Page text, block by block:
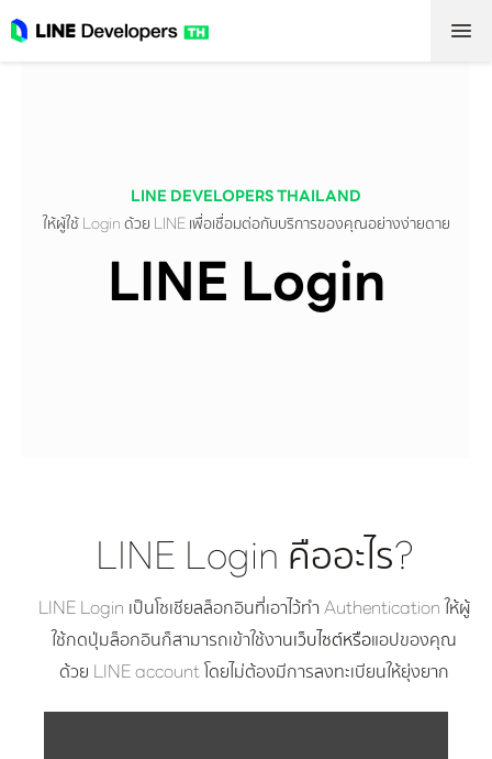
LINE DEVELOPERS THAILAND
ให้ผู้ใช้ Login ด้วย LINE เพื่อเชื่อมต่อกับบริการของคุณอย่างง่ายดาย
LINE Login
LINE Login คืออะไร?
LINE Login เป็นโซเชียลล็อกอินที่เอาไว้ทำ Authentication ให้ผู้
ใช้กดปุ่มล็อกอินก็สามารถเข้าใช้งานเว็บไซต์หรือแอปของคุณ
ด้วย LINE account โดยไม่ต้องมีการลงทะเบียนให้ยุ่งยาก